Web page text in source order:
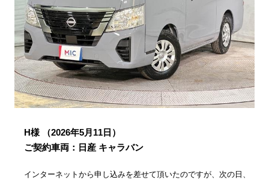
H様
（2026年5月11日）
ご契約車両：日産 キャラバン
インターネットから申し込みを差せて頂いたのですが、次の日、